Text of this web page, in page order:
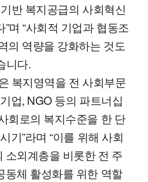
반 복지공급의 사회혁신
며 “사회적 기업과 협동조
의 역량을 강화하는 것도
니다.
복지영역을 전 사회부문
업, NGO 등의 파트너십
회로의 복지수준을 한 단
기”라며 “이를 위해 사회
소외계층을 비롯한 전 주
동체 활성화를 위한 역할